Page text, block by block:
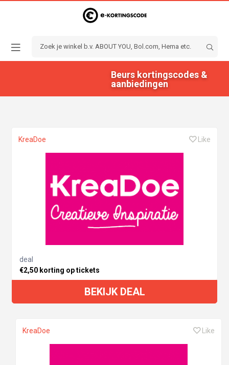
Beurs kortingscodes &
aanbiedingen
KreaDoe Like
deal
€2,50 korting op tickets
BEKIJK DEAL
KreaDoe Like